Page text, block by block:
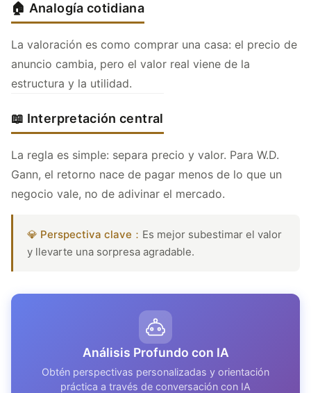
🏠 Analogía cotidiana
La valoración es como comprar una casa: el precio de
anuncio cambia, pero el valor real viene de la
estructura y la utilidad.
📖 Interpretación central
La regla es simple: separa precio y valor. Para W.D.
Gann, el retorno nace de pagar menos de lo que un
negocio vale, no de adivinar el mercado.
💎 Perspectiva clave： Es mejor subestimar el valor
y llevarte una sorpresa agradable.
Análisis Profundo con IA
Obtén perspectivas personalizadas y orientación
práctica a través de conversación con IA